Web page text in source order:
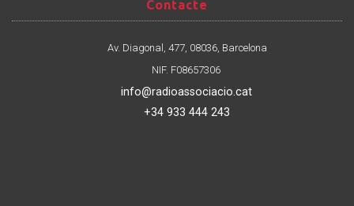
Contacte
Av. Diagonal, 477, 08036, Barcelona
NIF. F08657306
info@radioassociacio.cat
+34 933 444 243